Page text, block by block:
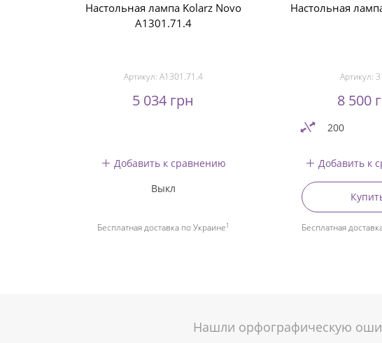
Настольная лампа Kolarz Novo
A1301.71.4
Артикул: A1301.71.4
5 034 грн
Добавить к сравнению
Выкл
Бесплатная доставка по Украине1
Настольная
Артикул:
8 500
200
Добавить к
Бесплатная
Нашли орфографическую